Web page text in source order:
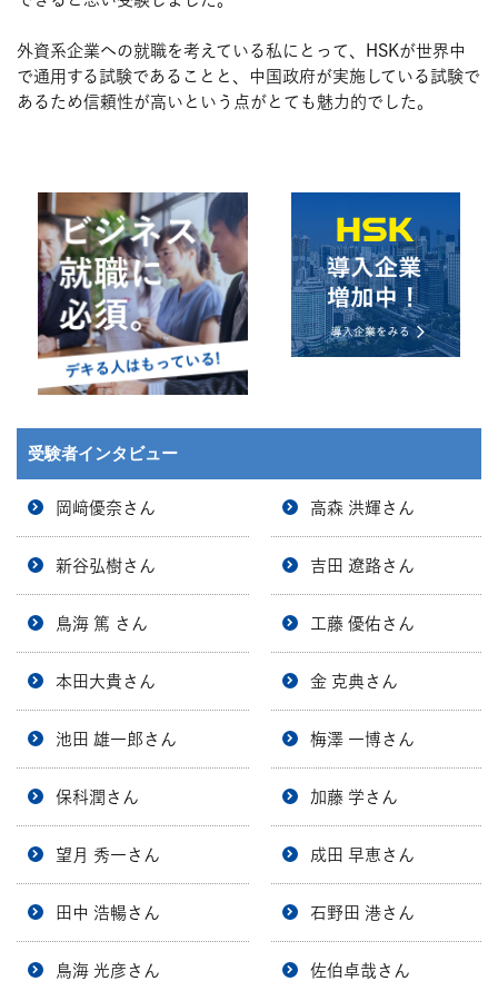
外資系企業への就職を考えている私にとって、HSKが世界中
で通用する試験であることと、中国政府が実施している試験で
あるため信頼性が高いという点がとても魅力的でした。
受験者インタビュー
岡﨑優奈さん
新谷弘樹さん
鳥海 篤 さん
本田大貴さん
池田 雄一郎さん
保科潤さん
望月 秀一さん
田中 浩暢さん
鳥海 光彦さん
高森 洪輝さん
吉田 遼路さん
工藤 優佑さん
金 克典さん
梅澤 一博さん
加藤 学さん
成田 早恵さん
石野田 港さん
佐伯卓哉さん